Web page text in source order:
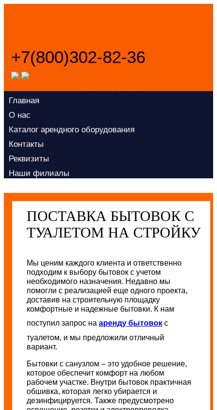
+7(800)302-82-36
Заказать звонок
Главная
О нас
Каталог арендного оборудования
Контакты
Реквизиты
Наши филиалы
ПОСТАВКА БЫТОВОК С
ТУАЛЕТОМ НА СТРОЙКУ
Мы ценим каждого клиента и ответственно
подходим к выбору бытовок с учетом
необходимого назначения. Недавно мы
помогли с реализацией еще одного проекта,
доставив на строительную площадку
комфортные и надежные бытовки. К нам
поступил запрос на аренду бытовок с
туалетом, и мы предложили отличный
вариант.
Бытовки с санузлом – это удобное решение,
которое обеспечит комфорт на любом
рабочем участке. Внутри бытовок практичная
обшивка, которая легко убирается и
дезинфицируется. Также предусмотрено